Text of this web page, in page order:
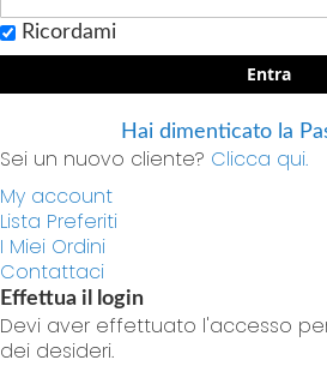
Ricordami
Entra
Hai dimenticato la
Sei un nuovo cliente? Clicca qui.
My account
Lista Preferiti
I Miei Ordini
Contattaci
Effettua il login
Devi aver effettuato l'accesso
dei desideri.